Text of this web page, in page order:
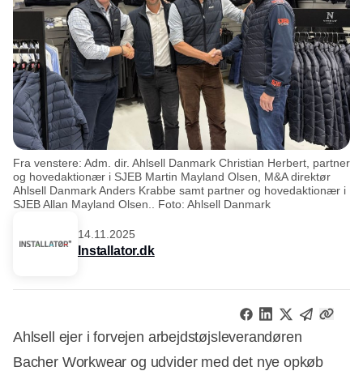
Fra venstere: Adm. dir. Ahlsell Danmark Christian Herbert, partner
og hovedaktionær i SJEB Martin Mayland Olsen, M&A direktør
Ahlsell Danmark Anders Krabbe samt partner og hovedaktionær i
SJEB Allan Mayland Olsen.. Foto: Ahlsell Danmark
14.11.2025
Installator.dk
Ahlsell ejer i forvejen arbejdstøjsleverandøren
Bacher Workwear og udvider med det nye opkøb